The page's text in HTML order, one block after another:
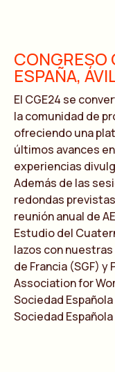
CONGRESO
ESPAÑA,
El CGE24 se
la comunidad de
ofreciendo una
últimos avances
experiencias
Además de las
redondas
reunión anual de
Estudio del
lazos con
de Francia (SGF) y
Association for
Sociedad
Sociedad